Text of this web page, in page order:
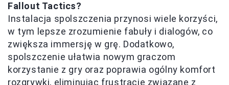
Fallout Tactics?
Instalacja spolszczenia przynosi wiele korzyści,
w tym lepsze zrozumienie fabuły i dialogów, co
zwiększa immersję w grę. Dodatkowo,
spolszczenie ułatwia nowym graczom
korzystanie z gry oraz poprawia ogólny komfort
rozgrywki, eliminując frustracje związane z